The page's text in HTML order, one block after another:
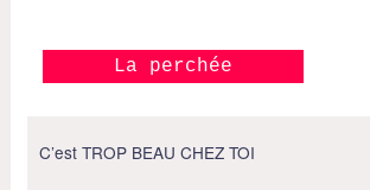
La perchée
C’est TROP BEAU CHEZ TOI